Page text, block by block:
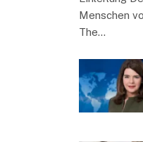
Menschen
The…